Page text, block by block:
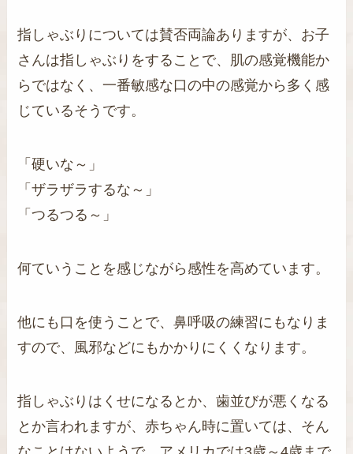
指しゃぶりについては賛否両論ありますが、お子
さんは指しゃぶりをすることで、肌の感覚機能か
らではなく、一番敏感な口の中の感覚から多く感
じているそうです。
「硬いな～」
「ザラザラするな～」
「つるつる～」
何ていうことを感じながら感性を高めています。
他にも口を使うことで、鼻呼吸の練習にもなりま
すので、風邪などにもかかりにくくなります。
指しゃぶりはくせになるとか、歯並びが悪くなる
とか言われますが、赤ちゃん時に置いては、そん